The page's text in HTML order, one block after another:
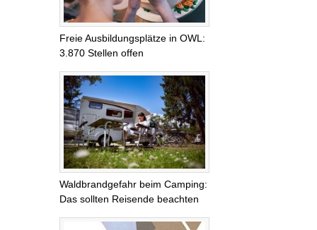
Freie Ausbildungsplätze in OWL:
3.870 Stellen offen
Waldbrandgefahr beim Camping:
Das sollten Reisende beachten